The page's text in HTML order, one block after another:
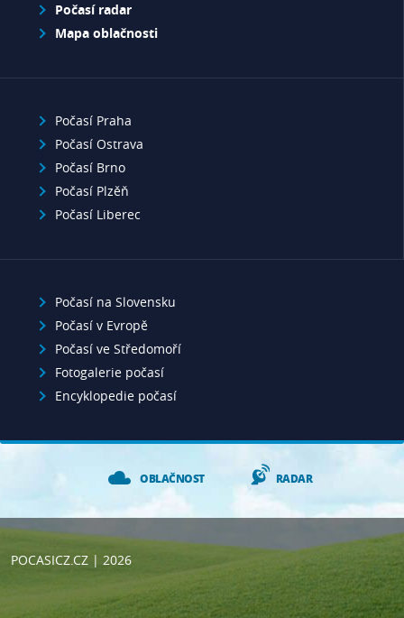
Počasí radar
Mapa oblačnosti
Počasí Praha
Počasí Ostrava
Počasí Brno
Počasí Plzěň
Počasí Liberec
Počasí na Slovensku
Počasí v Evropě
Počasí ve Středomoří
Fotogalerie počasí
Encyklopedie počasí
OBLAČNOST RADAR
POCASICZ.CZ| 2026